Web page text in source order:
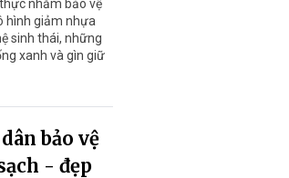
nhằm bảo vệ
hình giảm nhựa
sinh thái, những
xanh và gìn giữ
bảo vệ
- đẹp